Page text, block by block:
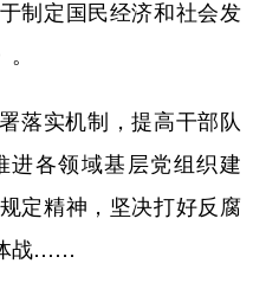
制定国民经济和社会发
实机制，提高干部队
进各领域基层党组织建
定精神，坚决打好反腐
战……